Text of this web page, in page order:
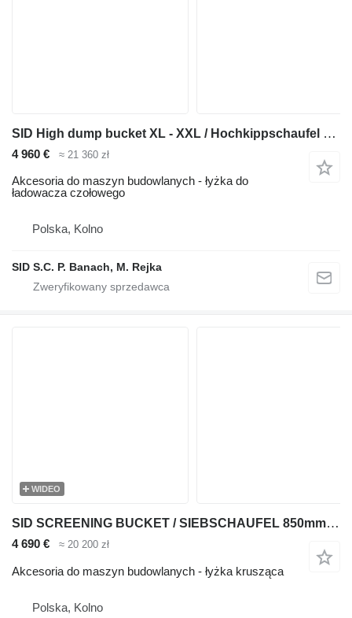
SID High dump bucket XL - XXL / Hochkippschaufel XL - XXL 2,0 m
4 960 € ≈ 21 360 zł
Akcesoria do maszyn budowlanych - łyżka do
ładowacza czołowego
Polska, Kolno
SID S.C. P. Banach, M. Rejka
WIDEO
SID SCREENING BUCKET / SIEBSCHAUFEL 850mm 0,13 m (LP-3)
4 690 € ≈ 20 200 zł
Akcesoria do maszyn budowlanych - łyżka krusząca
Polska, Kolno